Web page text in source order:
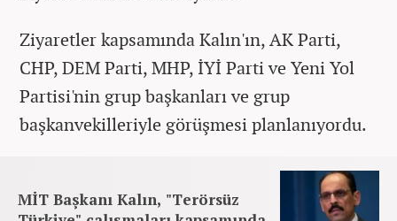
Ziyaretler kapsamında Kalın'ın, AK Parti,
CHP, DEM Parti, MHP, İYİ Parti ve Yeni Yol
Partisi'nin grup başkanları ve grup
başkanvekilleriyle görüşmesi planlanıyordu.
MİT Başkanı Kalın, "Terörsüz